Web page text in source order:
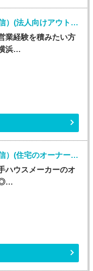
コールセンター・テレオペ（発信）(法人向けアウトバウンド業務/週5/9~18時)
業経験を積みたい方
浜…
コールセンター・テレオペ（発信）(住宅のオーナー様対応/週4～5日/短期)
ハウスメーカーのオ
◎…